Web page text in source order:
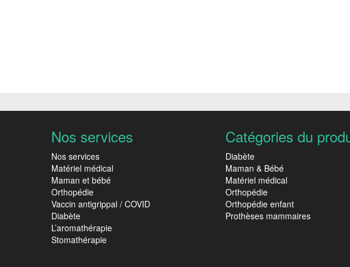
Nos services
Nos services
Matériel médical
Maman et bébé
Orthopédie
Vaccin antigrippal / COVID
Diabète
L’aromathérapie
Stomathérapie
Catégories du
Diabète
Maman & Bébé
Matériel médical
Orthopédie
Orthopédie enfant
Prothèses mammaires